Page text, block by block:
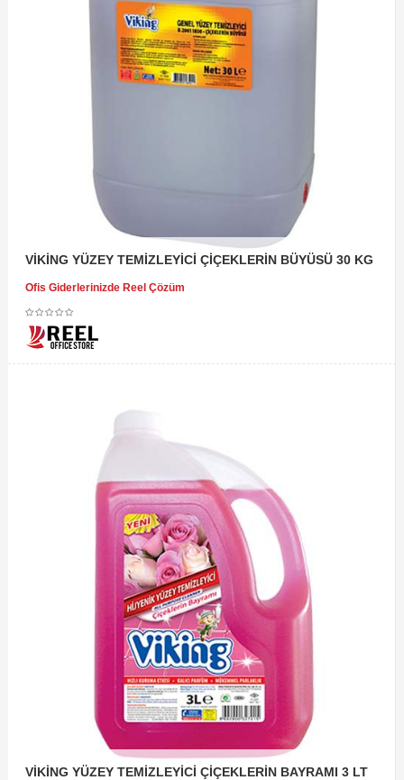
VİKİNG YÜZEY TEMİZLEYİCİ ÇİÇEKLERİN BÜYÜSÜ 30 KG
Ofis Giderlerinizde Reel Çözüm
VİKİNG YÜZEY TEMİZLEYİCİ ÇİÇEKLERİN BAYRAMI 3 LT